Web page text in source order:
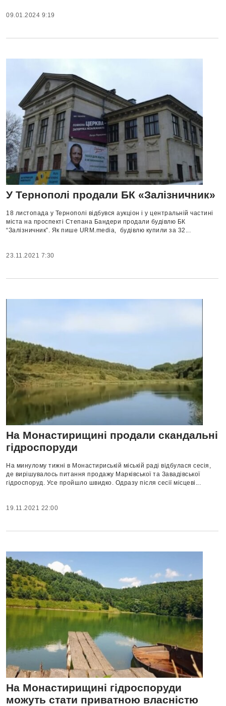
09.01.2024 9:19
У Тернополі продали БК «Залізничник»
18 листопада у Тернополі відбувся аукціон і у центральній частині
міста на проспекті Степана Бандери продали будівлю БК
“Залізничник”. Як пише URM.media, будівлю купили за 32...
23.11.2021 7:30
На Монастирищині продали скандальні
гідроспоруди
На минулому тижні в Монастириській міській раді відбулася сесія,
де вирішувалось питання продажу Марківської та Завадівської
гідроспоруд. Усе пройшло швидко. Одразу після сесії місцеві...
19.11.2021 22:00
На Монастирищині гідроспоруди
можуть стати приватною власністю